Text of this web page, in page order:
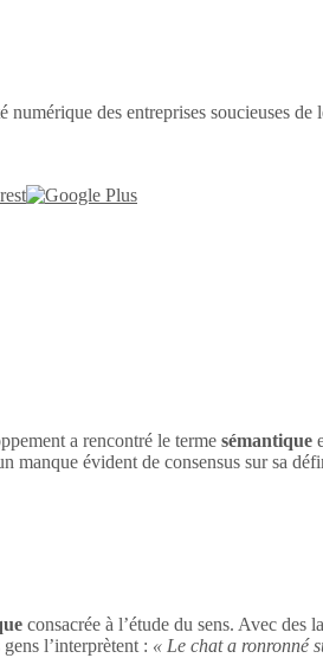
des entreprises soucieuses
a rencontré le terme sémantique
manque évident de consensus sur sa
consacrée à l’étude du sens. Avec des
l’interprètent : « Le chat a ronronné